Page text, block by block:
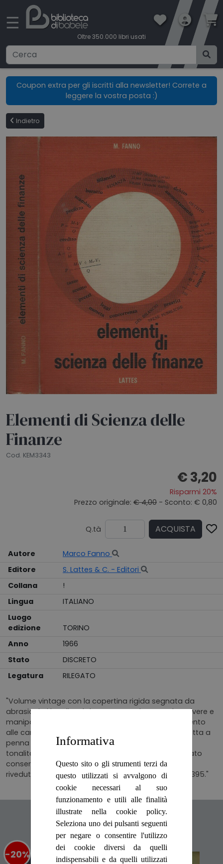
☰
Oltre 350.000 libri usati
Ricerca avanzata
CONDIZIONI DI VENDITA
BOOKLOVERS CARD
SPEDIZIONI
CONTATTI
HOME
BLOG
CHI SIAMO
OUTLET
NEWSLETTER
Coupon extra per gli iscritti alla newsletter! Correte a
leggere la vostra posta :)
Indietro
Elementi di Scienza delle
Finanze
Cod. KEM3343
€ 3,20
Risparmi 20%
Prezzo originale: € 4,00 - Sconto: € 0,80
Q.tà ACQUISTA
Autore
Marco Fanno
Editore
S. Lattes & C. - Editori
Collana
!
Lingua
ITALIANO
Luogo
edizione
TORINO
Anno
1966
Stato
DISCRETO
Legatura
RILEGATO
"Volume vintage con la copertina rigida segnata da
abrasioni ai bordi e al dorso, con ombratura da polvere e
manipolazione e sporadiche macchioline; ingiallimento
alle carte di guardia con firma di appartenenza scritta a
penna in quelle anteriori. Le pagine sono scurite da
tonalità seppia ai margini e ai tagli ma in buono stato
conservativo e ben leggibili. Trentunesima Edizione
riveduta e aggiornata. N. pag. V (5) + 390. Totale n.395."
Articoli suggeriti
-20%% -20%%
Informativa
Questo sito o gli strumenti terzi da
questo utilizzati si avvalgono di
cookie necessari al suo
funzionamento e utili alle finalità
illustrate nella cookie policy.
Seleziona uno dei pulsanti seguenti
per negare o consentire l'utilizzo
dei cookie diversi da quelli
indispensabili e da quelli utilizzati